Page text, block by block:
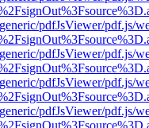
pdfJsViewer/pdf.js/
pdfJsViewer/pdf.js/
pdfJsViewer/pdf.js/
pdfJsViewer/pdf.js/